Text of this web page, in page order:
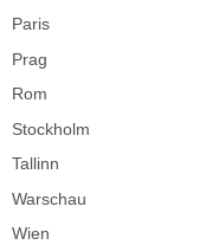
Paris
Prag
Rom
Stockholm
Tallinn
Warschau
Wien